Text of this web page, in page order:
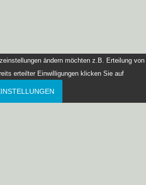
ändern möchten z.B. Erteilung von
erteilter Einwilligungen klicken Sie auf